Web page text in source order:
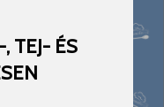
TEJ- ÉS